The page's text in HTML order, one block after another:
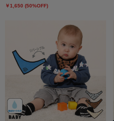
￥1,650 (50%OFF)